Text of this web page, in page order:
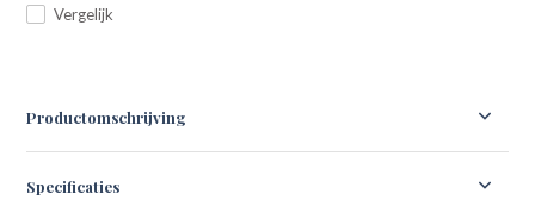
Vergelijk
Productomschrijving
Specificaties